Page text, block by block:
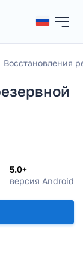
Восстановления
5.0+
версия Android